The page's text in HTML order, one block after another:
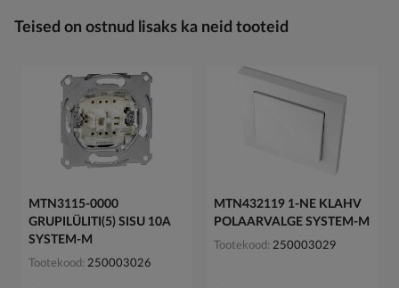
Teised on ostnud lisaks ka neid tooteid
MTN3115-0000
GRUPILÜLITI(5) SISU 10A
SYSTEM-M
Tootekood 250003026
MTN432119 1-NE KLAHV
POLAARVALGE SYSTEM-M
Tootekood 250003029